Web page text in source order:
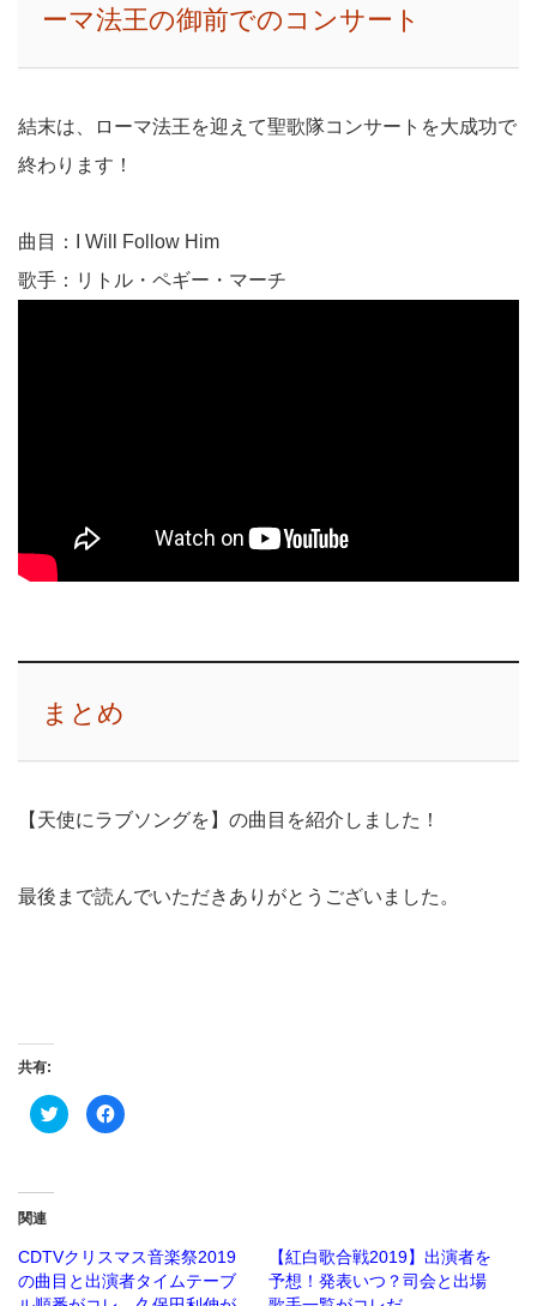
ーマ法王の御前でのコンサート
結末は、ローマ法王を迎えて聖歌隊コンサートを大成功で
終わります！
曲目：I Will Follow Him
歌手：リトル・ペギー・マーチ
まとめ
【天使にラブソングを】の曲目を紹介しました！
最後まで読んでいただきありがとうございました。
共有:
ク
リ
(新
し
い
ウ
Facebook
で
ッ
ク
し
関連
CDTVクリスマス音楽祭2019
の曲目と出演者タイムテーブ
【紅白歌合戦2019】出演者を
予想！発表いつ？司会と出場